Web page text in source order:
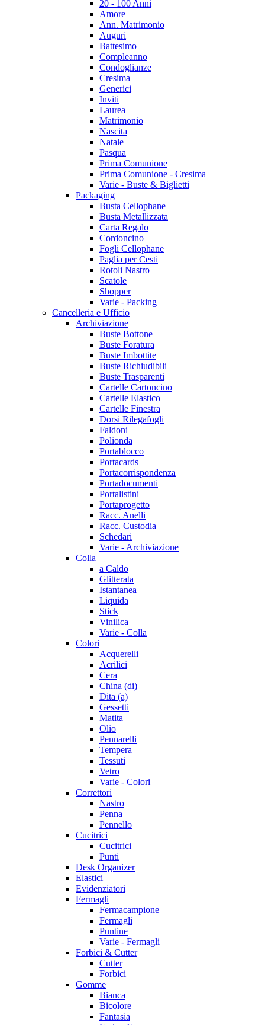
20 - 100 Anni
Amore
Ann. Matrimonio
Auguri
Battesimo
Compleanno
Condoglianze
Cresima
Generici
Inviti
Laurea
Matrimonio
Nascita
Natale
Pasqua
Prima Comunione
Prima Comunione - Cresima
Varie - Buste & Biglietti
Packaging
Busta Cellophane
Busta Metallizzata
Carta Regalo
Cordoncino
Fogli Cellophane
Paglia per Cesti
Rotoli Nastro
Scatole
Shopper
Varie - Packing
Cancelleria e Ufficio
Archiviazione
Buste Bottone
Buste Foratura
Buste Imbottite
Buste Richiudibili
Buste Trasparenti
Cartelle Cartoncino
Cartelle Elastico
Cartelle Finestra
Dorsi Rilegafogli
Faldoni
Polionda
Portablocco
Portacards
Portacorrispondenza
Portadocumenti
Portalistini
Portaprogetto
Racc. Anelli
Racc. Custodia
Schedari
Varie - Archiviazione
Colla
a Caldo
Glitterata
Istantanea
Liquida
Stick
Vinilica
Varie - Colla
Colori
Acquerelli
Acrilici
Cera
China (di)
Dita (a)
Gessetti
Matita
Olio
Pennarelli
Tempera
Tessuti
Vetro
Varie - Colori
Correttori
Nastro
Penna
Pennello
Cucitrici
Cucitrici
Punti
Desk Organizer
Elastici
Evidenziatori
Fermagli
Fermacampione
Fermagli
Puntine
Varie - Fermagli
Forbici & Cutter
Cutter
Forbici
Gomme
Bianca
Bicolore
Fantasia